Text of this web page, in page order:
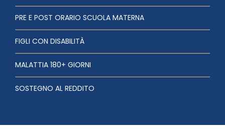
PRE E POST ORARIO SCUOLA MATERNA
FIGLI CON DISABILITÀ
MALATTIA 180+ GIORNI
SOSTEGNO AL REDDITO